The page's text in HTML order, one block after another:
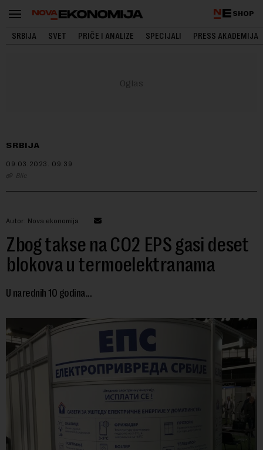
SHOP
SRBIJA SVET PRIČE I ANALIZE SPECIJALI PRESS AKADEMIJA
SRBIJA
09.03.2023. 09:39
Blic
Autor: Nova ekonomija
Zbog takse na CO2 EPS gasi deset
blokova u termoelektranama
U narednih 10 godina...